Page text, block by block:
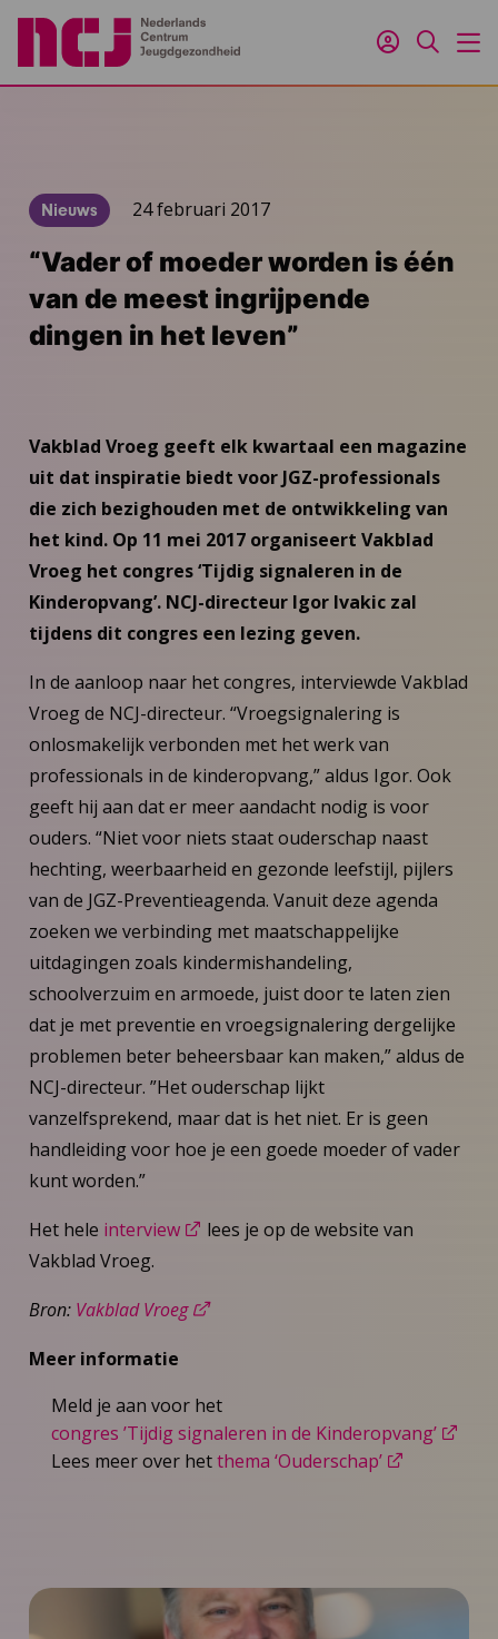
Inloggen
Zoeken
Nieuws 24 februari 2017
“Vader of moeder worden is één
van de meest ingrijpende
dingen in het leven”
Vakblad Vroeg geeft elk kwartaal een magazine
uit dat inspiratie biedt voor JGZ-professionals
die zich bezighouden met de ontwikkeling van
het kind. Op 11 mei 2017 organiseert Vakblad
Vroeg het congres ‘Tijdig signaleren in de
Kinderopvang’. NCJ-directeur Igor Ivakic zal
tijdens dit congres een lezing geven.
In de aanloop naar het congres, interviewde Vakblad
Vroeg de NCJ-directeur. “Vroegsignalering is
onlosmakelijk verbonden met het werk van
professionals in de kinderopvang,” aldus Igor. Ook
geeft hij aan dat er meer aandacht nodig is voor
ouders. “Niet voor niets staat ouderschap naast
hechting, weerbaarheid en gezonde leefstijl, pijlers
van de JGZ-Preventieagenda. Vanuit deze agenda
zoeken we verbinding met maatschappelijke
uitdagingen zoals kindermishandeling,
schoolverzuim en armoede, juist door te laten zien
dat je met preventie en vroegsignalering dergelijke
problemen beter beheersbaar kan maken,” aldus de
NCJ-directeur. ”Het ouderschap lijkt
vanzelfsprekend, maar dat is het niet. Er is geen
handleiding voor hoe je een goede moeder of vader
kunt worden.”
Het hele interview
lees je op de website van
Vakblad Vroeg.
Bron: Vakblad Vroeg
Meer informatie
Meld je aan voor het
congres ’Tijdig signaleren in de Kinderopvang’
Lees meer over hetthema ‘Ouderschap’